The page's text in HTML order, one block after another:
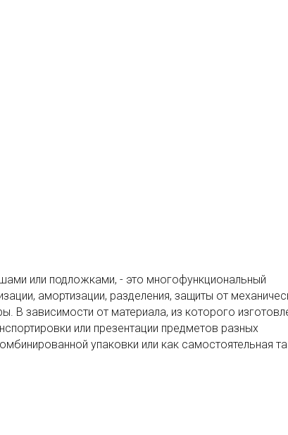
или подложками, - это многофункциональный
амортизации, разделения, защиты от
В зависимости от материала, из которого
или презентации предметов разных
упаковки или как самостоятельная